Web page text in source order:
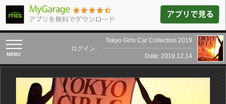
toggle
navigation
ログイン
Tokyo Girls Car Collection 2019
Date: 2019.12.14